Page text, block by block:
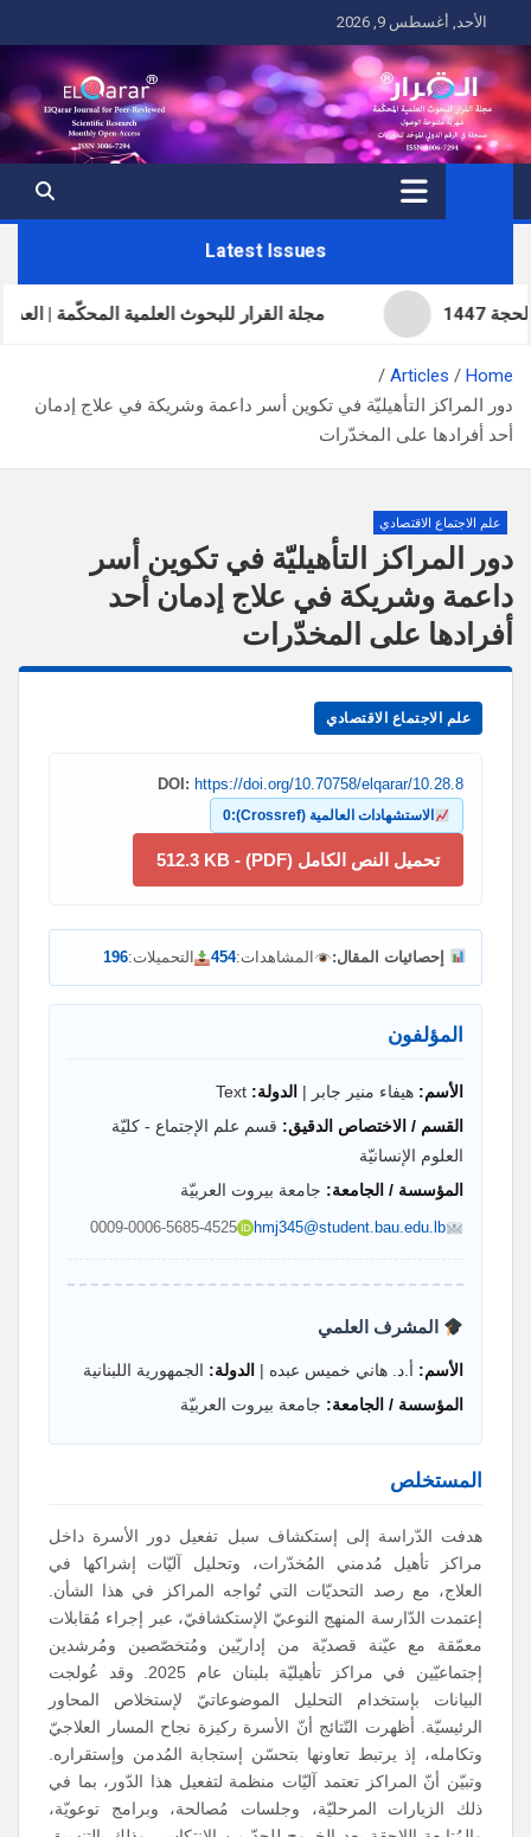
to
content
الأحد, أغسطس 9, 2026
Latest Issues
مجلة القرار للبحوث العلمية المحكّمة | العدد الحادي
Home
Articles
دور المراكز التأهيليّة في تكوين أسر داعمة وشريكة في علاج إدمان
أحد أفرادها على المخدّرات
علم الاجتماع الاقتصادي
دور المراكز التأهيليّة في تكوين أسر
داعمة وشريكة في علاج إدمان أحد
أفرادها على المخدّرات
علم الاجتماع الاقتصادي
DOI: https://doi.org/10.70758/elqarar/10.28.8
الاستشهادات العالمية (Crossref): 0
تحميل النص الكامل (PDF) - 512.3 KB
إحصائيات المقال: المشاهدات:454 التحميلات:196
المؤلفون
الأسم: هيفاء منير جابر | الدولة:
القسم / الاختصاص الدقيق: قسم علم الإجتماع - كليّة
العلوم الإنسانيّة
المؤسسة / الجامعة: جامعة بيروت العربيّة
hmj345@student.bau.edu.lb
0009-0006-5685-4525
المشرف العلمي
الأسم: أ.د. هاني خميس عبده | الدولة: الجمهورية اللبنانية
المؤسسة / الجامعة: جامعة بيروت العربيّة
المستخلص
هدفت الدّراسة إلى إستكشاف سبل تفعيل دور الأسرة داخل
مراكز تأهيل مُدمني المُخدّرات، وتحليل آليّات إشراكها في
العلاج، مع رصد التحديّات التي تُواجه المراكز في هذا الشأن.
إعتمدت الدّارسة المنهج النوعيّ الإستكشافيّ، عبر إجراء مُقابلات
معمّقة مع عيّنة قصديّة من إداريّين ومُتخصّصين ومُرشدين
إجتماعيّين في مراكز تأهيليّة بلبنان عام 2025. وقد عُولجت
البيانات بإستخدام التحليل الموضوعاتيّ لإستخلاص المحاور
الرئيسيّة. أظهرت النّتائج أنّ الأسرة ركيزة نجاح المسار العلاجيّ
وتكامله، إذ يرتبط تعاونها بتحسّن إستجابة المُدمن وإستقراره.
وتبيّن أنّ المراكز تعتمد آليّات منظمة لتفعيل هذا الدّور، بما في
ذلك الزيارات المرحليّة، وجلسات مُصالحة، وبرامج توعويّة،